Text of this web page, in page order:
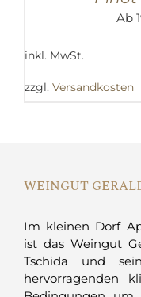
Ab
inkl. MwSt.
zzgl. Versandkosten
WEINGUT
Im kleinen Dorf
ist das Weingut
Tschida und
hervorragenden